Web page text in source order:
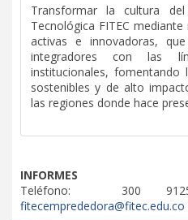
Servicios y beneficios
Seguimiento a egresados
Punto de encuentro
Contacto
Administrativos
Centro de contacto
Aula Virtual
Biblioteca
Bienestar
Investigación
Extensión
Transformar la cultura
Tecnológica FITEC
activas e innovadoras,
integradores con las
institucionales, fomentando
sostenibles y de alto
las regiones donde hace
INFORMES
Teléfono: 300
fitecemprededora@fitec.edu.co